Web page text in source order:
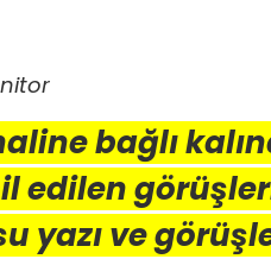
bağlı
edilen
yazı ve